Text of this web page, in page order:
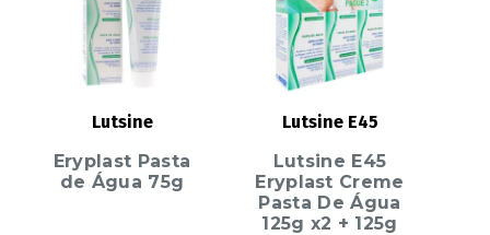
Lutsine
Eryplast Pasta
de Água 75g
Lutsine E45
Lutsine E45
Eryplast Creme
Pasta De Água
125g x2 + 125g